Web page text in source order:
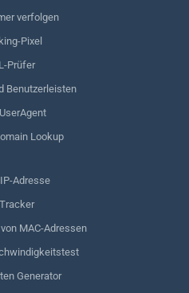
verfolgen
Pixel
Prüfer
Benutzerleisten
Lookup
Adresse
MAC-Adressen
Generator